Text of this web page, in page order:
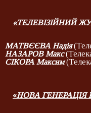
«ТЕЛЕВІЗІЙНИЙ
МАТВЄЄВА Надія
НАЗАРОВ Макс
СІКОРА Максим
«НОВА ГЕНЕРАЦІЯ